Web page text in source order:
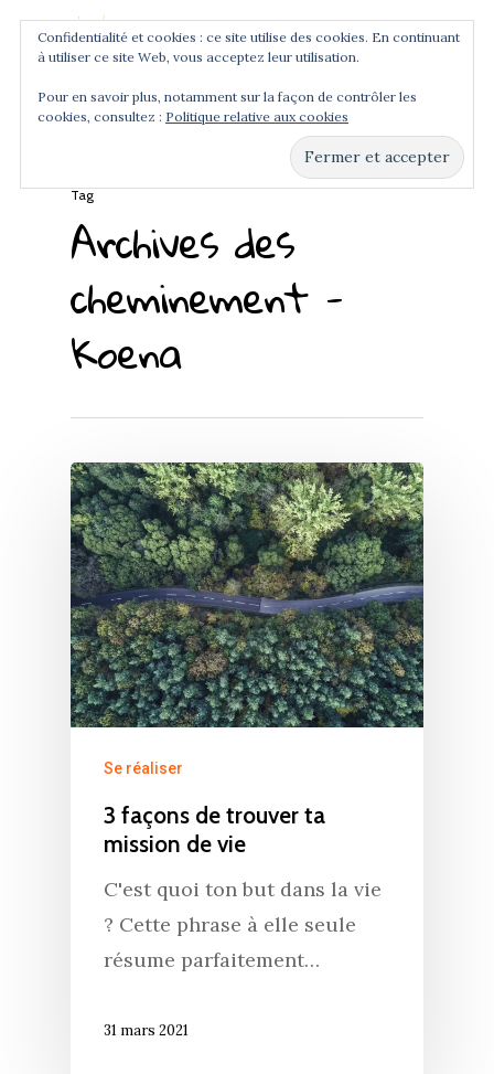
Hit enter to search or ESC to close
Tag
Archives des
cheminement -
Koena
Se réaliser
3 façons de trouver ta
mission de vie
C'est quoi ton but dans la vie
? ⁣Cette phrase à elle seule
résume parfaitement…
31 mars 2021
Confidentialité et cookies : ce site utilise des cookies. En continuant
à utiliser ce site Web, vous acceptez leur utilisation.
Pour en savoir plus, notamment sur la façon de contrôler les
cookies, consultez : Politique relative aux cookies